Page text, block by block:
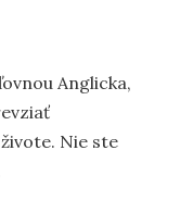
Anglicka,
Nie ste